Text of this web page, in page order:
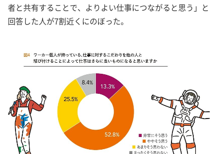
者と共有することで、よりよい仕事につながると思う」と
回答した人が7割近くにのぼった。